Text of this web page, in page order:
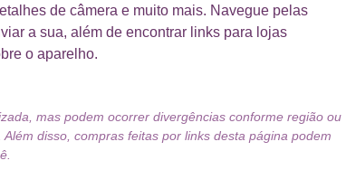
de câmera e muito mais. Navegue pelas
a sua, além de encontrar links para lojas
o aparelho.
mas podem ocorrer divergências conforme região ou
disso, compras feitas por links desta página podem